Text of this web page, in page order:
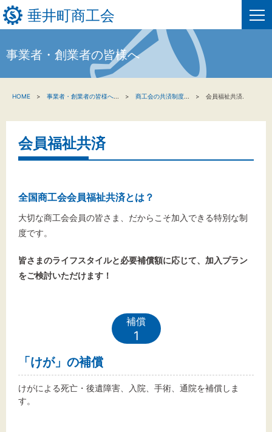
垂井町商工会
新着情報
関係機関の方へ
垂井町商工会情報について
お問い合わせ
文字サイズ
標準 拡大
背景色
事業者・創業者の皆様へ
HOME 事業者・創業者の皆様へ 商工会の共済制度 会員福祉共済.
会員福祉共済
全国商工会会員福祉共済とは？
大切な商工会会員の皆さま、だからこそ加入できる特別な制
度です。
皆さまのライフスタイルと必要補償額に応じて、加入プラン
をご検討いただけます！
補償
1
「けが」の補償
けがによる死亡・後遺障害、入院、手術、通院を補償しま
す。